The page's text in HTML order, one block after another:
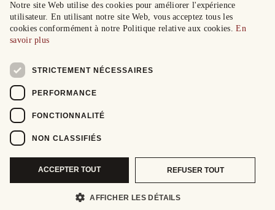
Notre site Web utilise des cookies pour améliorer l'expérience
utilisateur. En utilisant notre site Web, vous acceptez tous les
cookies conformément à notre Politique relative aux cookies.En
savoir plus
STRICTEMENT NÉCESSAIRES
PERFORMANCE
FONCTIONNALITÉ
NON CLASSIFIÉS
ACCEPTER TOUT REFUSER TOUT
AFFICHER LES DÉTAILS